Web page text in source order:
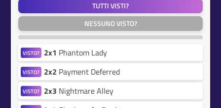
TUTTI VISTI?
NESSUNO VISTO?
VISTO? 2x1 Phantom Lady
VISTO? 2x2 Payment Deferred
VISTO? 2x3 Nightmare Alley